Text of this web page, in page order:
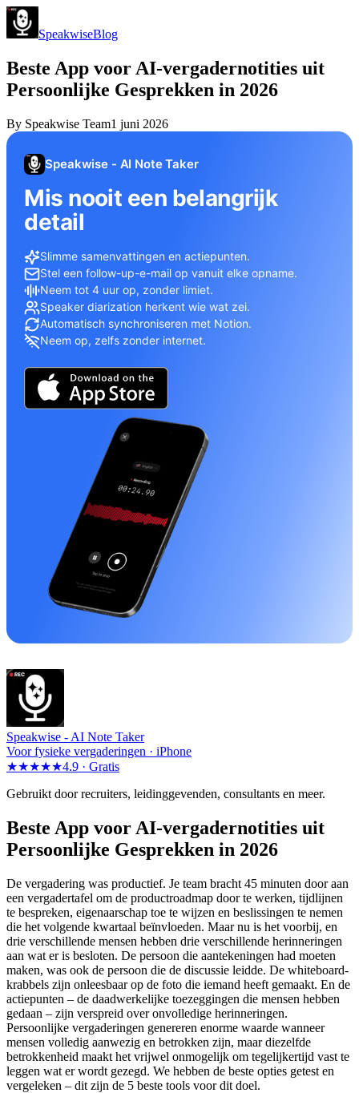
SpeakwiseBlog
Beste App voor AI-vergadernotities uit
Persoonlijke Gesprekken in 2026
By Speakwise Team1 juni 2026
Speakwise - AI Note Taker
Mis nooit een belangrijk
detail
Slimme samenvattingen en actiepunten.
Stel een follow-up-e-mail op vanuit elke opname.
Neem tot 4 uur op, zonder limiet.
Speaker diarization herkent wie wat zei.
Automatisch synchroniseren met Notion.
Neem op, zelfs zonder internet.
Speakwise - AI Note Taker
Voor fysieke vergaderingen · iPhone
★★★★★4.9 · Gratis
Gebruikt door recruiters, leidinggevenden, consultants en meer.
Beste App voor AI-vergadernotities uit
Persoonlijke Gesprekken in 2026
De vergadering was productief. Je team bracht 45 minuten door aan
een vergadertafel om de productroadmap door te werken, tijdlijnen
te bespreken, eigenaarschap toe te wijzen en beslissingen te nemen
die het volgende kwartaal beïnvloeden. Maar nu is het voorbij, en
drie verschillende mensen hebben drie verschillende herinneringen
aan wat er is besloten. De persoon die aantekeningen had moeten
maken, was ook de persoon die de discussie leidde. De whiteboard-
krabbels zijn onleesbaar op de foto die iemand heeft gemaakt. En de
actiepunten – de daadwerkelijke toezeggingen die mensen hebben
gedaan – zijn verspreid over onvolledige herinneringen.
Persoonlijke vergaderingen genereren enorme waarde wanneer
mensen volledig aanwezig en betrokken zijn, maar diezelfde
betrokkenheid maakt het vrijwel onmogelijk om tegelijkertijd vast te
leggen wat er wordt gezegd. We hebben de beste opties getest en
vergeleken – dit zijn de 5 beste tools voor dit doel.